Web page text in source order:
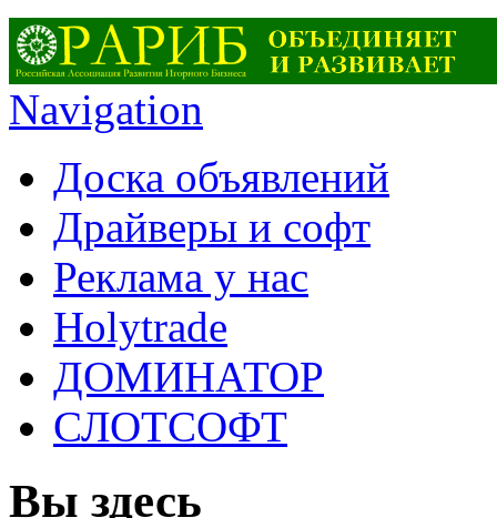
Navigation
Доска объявлений
Драйверы и софт
Реклама у нас
Holytrade
ДОМИНАТОР
СЛОТСОФТ
Вы здесь